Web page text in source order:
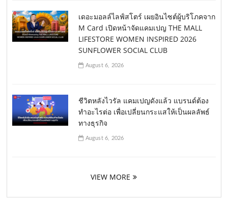
เดอะมอลล์ไลฟ์สโตร์ เผยอินไซต์ผู้บริโภคจาก
M Card เปิดหน้าจัดแคมเปญ THE MALL
LIFESTORE WOMEN INSPIRED 2026
SUNFLOWER SOCIAL CLUB
August 6, 2026
ชีวิตหลังไวรัล แคมเปญดังแล้ว แบรนด์ต้อง
ทำอะไรต่อ เพื่อเปลี่ยนกระแสให้เป็นผลลัพธ์
ทางธุรกิจ
August 6, 2026
VIEW MORE